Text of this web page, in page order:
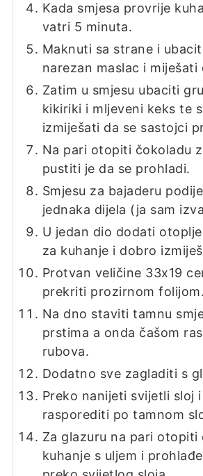
Kada smjesa provrije
vatri 5 minuta.
Maknuti sa strane i
narezan maslac i miješati
Zatim u smjesu ubaciti
kikiriki i mljeveni keks te
izmiješati da se sastojci
Na pari otopiti čokoladu
pustiti je da se prohladi.
Smjesu za bajaderu
jednaka dijela (ja sam
U jedan dio dodati
za kuhanje i dobro
Protvan veličine 33x19
prekriti prozirnom folijom.
Na dno staviti tamnu
prstima a onda čašom
rubova.
Dodatno sve zagladiti s
Preko nanijeti svijetli sloj
rasporediti po tamnom
Za glazuru na pari otopiti
kuhanje s uljem i